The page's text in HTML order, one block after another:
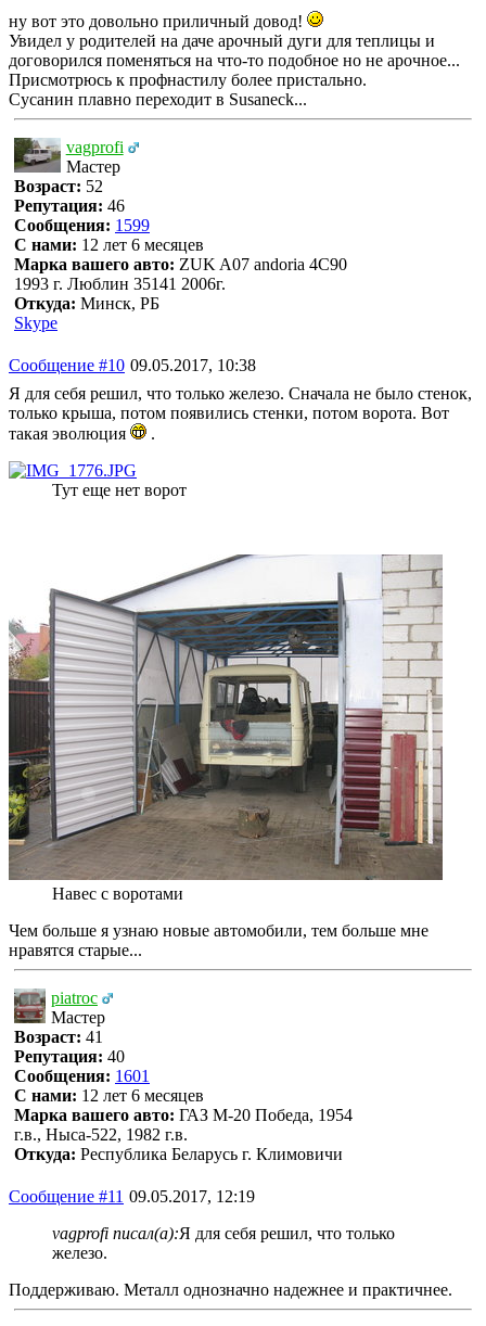
ну вот это довольно приличный довод!
Увидел у родителей на даче арочный дуги для теплицы и
договорился поменяться на что-то подобное но не арочное...
Присмотрюсь к профнастилу более пристально.
Сусанин плавно переходит в Susaneck...
vagprofi
Мастер
Возраст: 52
Репутация: 46
Сообщения: 1599
С нами: 12 лет 6 месяцев
Марка вашего авто: ZUK A07 andoria 4C90
1993 г. Люблин 35141 2006г.
Откуда: Минск, РБ
Skype
Сообщение #10 09.05.2017, 10:38
Я для себя решил, что только железо. Сначала не было стенок,
только крыша, потом появились стенки, потом ворота. Вот
такая эволюция
.
Тут еще нет ворот
Навес с воротами
Чем больше я узнаю новые автомобили, тем больше мне
нравятся старые...
piatroc
Мастер
Возраст: 41
Репутация: 40
Сообщения: 1601
С нами: 12 лет 6 месяцев
Марка вашего авто: ГАЗ М-20 Победа, 1954
г.в., Ныса-522, 1982 г.в.
Откуда: Республика Беларусь г. Климовичи
Сообщение #11 09.05.2017, 12:19
vagprofi писал(а):Я для себя решил, что только
железо.
Поддерживаю. Металл однозначно надежнее и практичнее.